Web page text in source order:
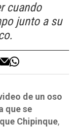
cuando
junto a su
de un oso
que se
Chipinque,